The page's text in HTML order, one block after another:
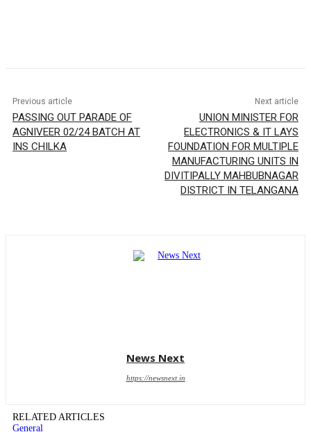
Previous article
PASSING OUT PARADE OF
AGNIVEER 02/24 BATCH AT
INS CHILKA
Next article
UNION MINISTER FOR
ELECTRONICS & IT LAYS
FOUNDATION FOR MULTIPLE
MANUFACTURING UNITS IN
DIVITIPALLY MAHBUBNAGAR
DISTRICT IN TELANGANA
News Next
https://newsnext.in
RELATED ARTICLES
General